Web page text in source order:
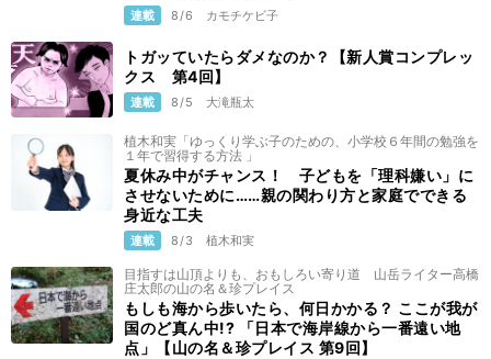
連載 8/6 カモチケビ子
トガッていたらダメなのか？【新人賞コンプレッ
クス 第4回】
連載 8/5 大滝瓶太
植木和実「ゆっくり学ぶ子のための、小学校６年間の勉強を
１年で習得する方法 」
夏休み中がチャンス！ 子どもを「理科嫌い」に
させないために……親の関わり方と家庭でできる
身近な工夫
連載 8/3 植木和実
目指すは山頂よりも、おもしろい寄り道 山岳ライター高橋
庄太郎の山の名＆珍プレイス
もしも海から歩いたら、何日かかる？ ここが我が
国のど真ん中!? 「日本で海岸線から一番遠い地
点」【山の名＆珍プレイス 第9回】